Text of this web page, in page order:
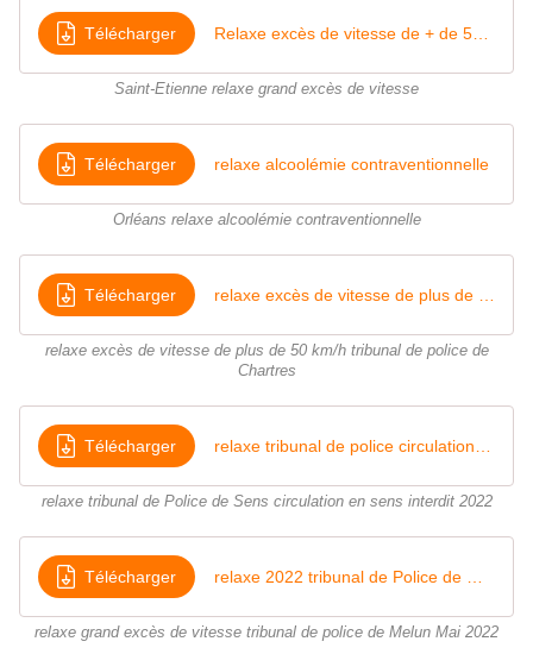
Télécharger
Saint-Etienne relaxe grand excès de vitesse
Télécharger relaxe alcoolémie contraventionnelle
Orléans relaxe alcoolémie contraventionnelle
Télécharger
relaxe excès de vitesse de plus de 50 km/h tribunal de police de
Chartres
Télécharger
relaxe tribunal de Police de Sens circulation en sens interdit 2022
Télécharger
relaxe grand excès de vitesse tribunal de police de Melun Mai 2022